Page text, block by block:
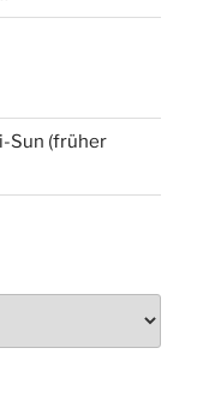
Sun (früher